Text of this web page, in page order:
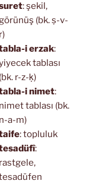
: şekil,
(bk. ṣ-v-
r)
i erzak:
tablası
(bk. r-z-ḳ)
i nimet:
nimet tablası (bk.
n-a-m)
: topluluk
:
rastgele,